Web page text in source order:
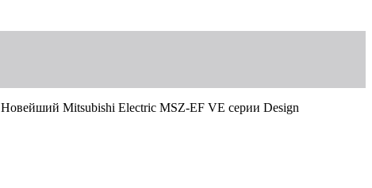
Новейший Mitsubishi Electric MSZ-EF VE серии Design